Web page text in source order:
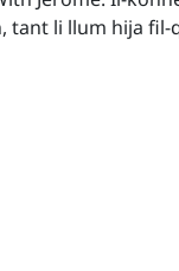
tant li llum hija